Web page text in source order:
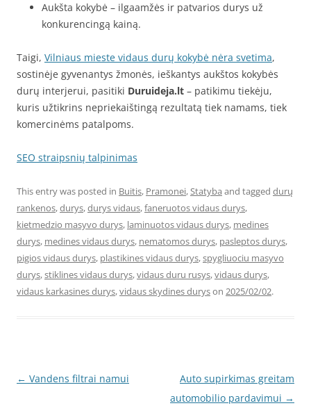
Aukšta kokybė – ilgaamžės ir patvarios durys už
konkurencingą kainą.
Taigi, Vilniaus mieste vidaus durų kokybė nėra svetima,
sostinėje gyvenantys žmonės, ieškantys aukštos kokybės
durų interjerui, pasitiki Duruideja.lt – patikimu tiekėju,
kuris užtikrins nepriekaištingą rezultatą tiek namams, tiek
komercinėms patalpoms.
SEO straipsnių talpinimas
This entry was posted in Buitis, Pramonei,Statyba and tagged durų
rankenos,durys,durys vidaus,faneruotos vidaus durys,
kietmedzio masyvo durys, laminuotos vidaus durys, medines
durys, medines vidaus durys, nematomos durys, pasleptos durys,
pigios vidaus durys, plastikines vidaus durys,spygliuociu masyvo
durys,stiklines vidaus durys,vidaus duru rusys,vidaus durys,
vidaus karkasines durys,vidaus skydines duryson 2025/02/02.
Post
← Vandens filtrai namui
Auto supirkimas greitam
automobilio pardavimui →